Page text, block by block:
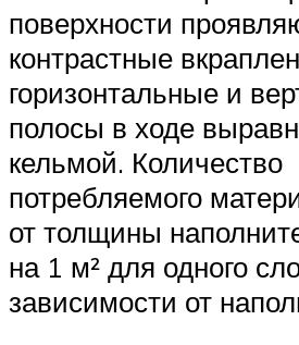
поверхности
контрастные
горизонтальные и
полосы в ходе
кельмой. Количество
потребляемого
от толщины
на 1 м² для одного
зависимости от